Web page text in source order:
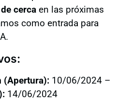
cercaen las próximas
como entrada para
(Apertura):10/06/2024 –
14/06/2024